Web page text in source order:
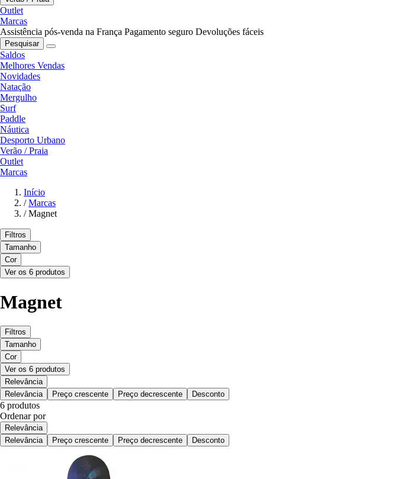
Outlet
Marcas
Assistência pós-venda na França Pagamento seguro Devoluções fáceis
Pesquisar
Saldos
Melhores Vendas
Novidades
Natação
Mergulho
Surf
Paddle
Náutica
Desporto Urbano
Verão / Praia
Outlet
Marcas
Início
/ Marcas
/ Magnet
Filtros
Tamanho
Cor
Ver os 6 produtos
Magnet
Filtros
Tamanho
Cor
Ver os 6 produtos
Relevância
Relevância
Preço crescente Preço decrescente Desconto
6 produtos
Ordenar por
Relevância
Relevância
Preço crescente Preço decrescente Desconto